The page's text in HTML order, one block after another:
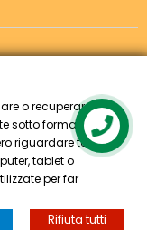
CERCA
o recuperare
sotto forma di
riguardare te, le tue
tablet o
per far
Rifiuta tutti
Contact us